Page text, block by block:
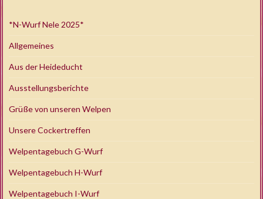
*N-Wurf Nele 2025*
Allgemeines
Aus der Heideducht
Ausstellungsberichte
Grüße von unseren Welpen
Unsere Cockertreffen
Welpentagebuch G-Wurf
Welpentagebuch H-Wurf
Welpentagebuch I-Wurf